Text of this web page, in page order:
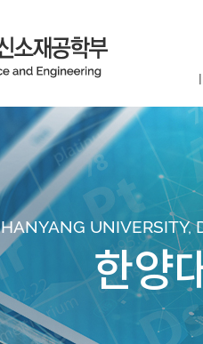
HANYANG UNIVERSITY,
한양